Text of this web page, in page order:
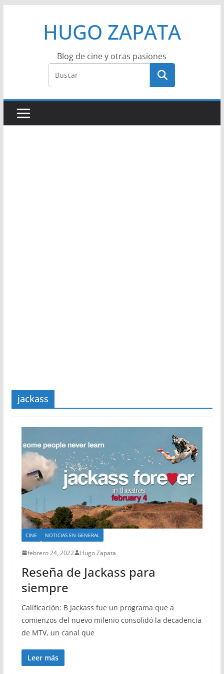
HUGO ZAPATA
Blog de cine y otras pasiones
jackass
CINE NOTICIAS EN GENERAL
febrero 24, 2022 Hugo Zapata
Reseña de Jackass para
siempre
Calificación: B Jackass fue un programa que a
comienzos del nuevo milenio consolidó la decadencia
de MTV, un canal que
Leer más